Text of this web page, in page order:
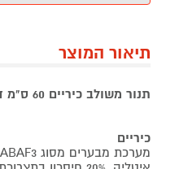
תיאור המוצר
תנור משולב כיריים 60 ס"מ דגם LOFRA PBI66MF לופרה קרם
כיריים
מערכת מבערים מסוג SABAF3